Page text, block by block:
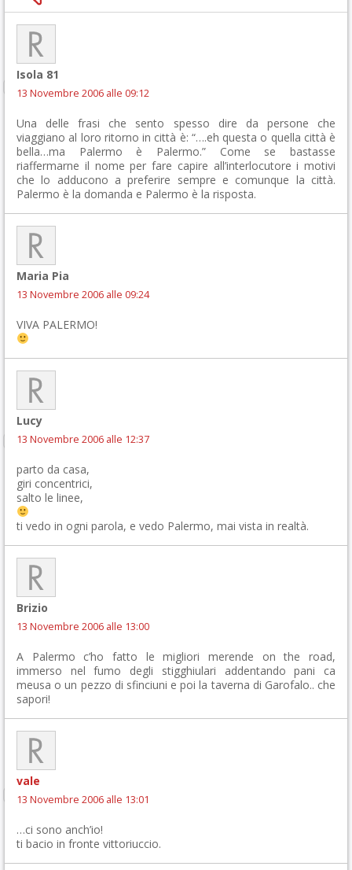
Isola 81
13 Novembre 2006 alle 09:12
Una delle frasi che sento spesso dire da persone che
viaggiano al loro ritorno in città è: “….eh questa o quella città è
bella…ma Palermo è Palermo.” Come se bastasse
riaffermarne il nome per fare capire all’interlocutore i motivi
che lo adducono a preferire sempre e comunque la città.
Palermo è la domanda e Palermo è la risposta.
Maria Pia
13 Novembre 2006 alle 09:24
VIVA PALERMO!
Lucy
13 Novembre 2006 alle 12:37
parto da casa,
giri concentrici,
salto le linee,
ti vedo in ogni parola, e vedo Palermo, mai vista in realtà.
Brizio
13 Novembre 2006 alle 13:00
A Palermo c’ho fatto le migliori merende on the road,
immerso nel fumo degli stigghiulari addentando pani ca
meusa o un pezzo di sfinciuni e poi la taverna di Garofalo.. che
sapori!
vale
13 Novembre 2006 alle 13:01
…ci sono anch’io!
ti bacio in fronte vittoriuccio.